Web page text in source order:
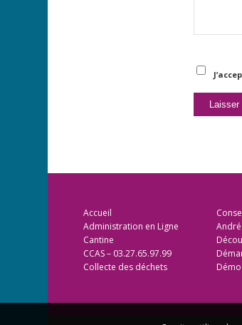
Accueil
Administration en Ligne
Cantine
CCAS – 03.27.65.97.99
Collecte des déchets